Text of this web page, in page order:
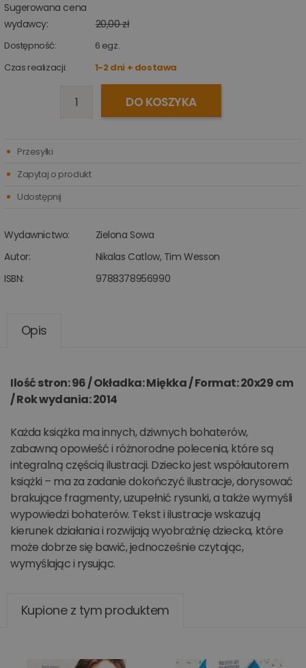
Sugerowana cena
wydawcy:
20,00 zł
Dostępność: 6 egz.
Czas realizacji:
1-2 dni + dostawa
DO KOSZYKA
Wydawnictwo:
Zielona Sowa
Autor:
Nikalas Catlow, Tim Wesson
ISBN:
9788378956990
Przesyłki
Zapytaj o produkt
Udostępnij
Opis
Ilość stron: 96 / Okładka: Miękka / Format: 20x29 cm
/ Rok wydania: 2014
Każda książka ma innych, dziwnych bohaterów,
zabawną opowieść i różnorodne polecenia, które są
integralną częścią ilustracji. Dziecko jest współautorem
książki – ma za zadanie dokończyć ilustracje, dorysować
brakujące fragmenty, uzupełnić rysunki, a także wymyśli
wypowiedzi bohaterów. Tekst i ilustracje wskazują
kierunek działania i rozwijają wyobraźnię dziecka, które
może dobrze się bawić, jednocześnie czytając,
wymyślając i rysując.
Kupione z tym produktem